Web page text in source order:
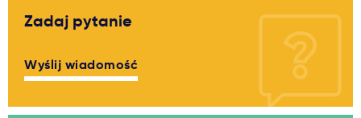
Zadaj pytanie
Wyślij wiadomość